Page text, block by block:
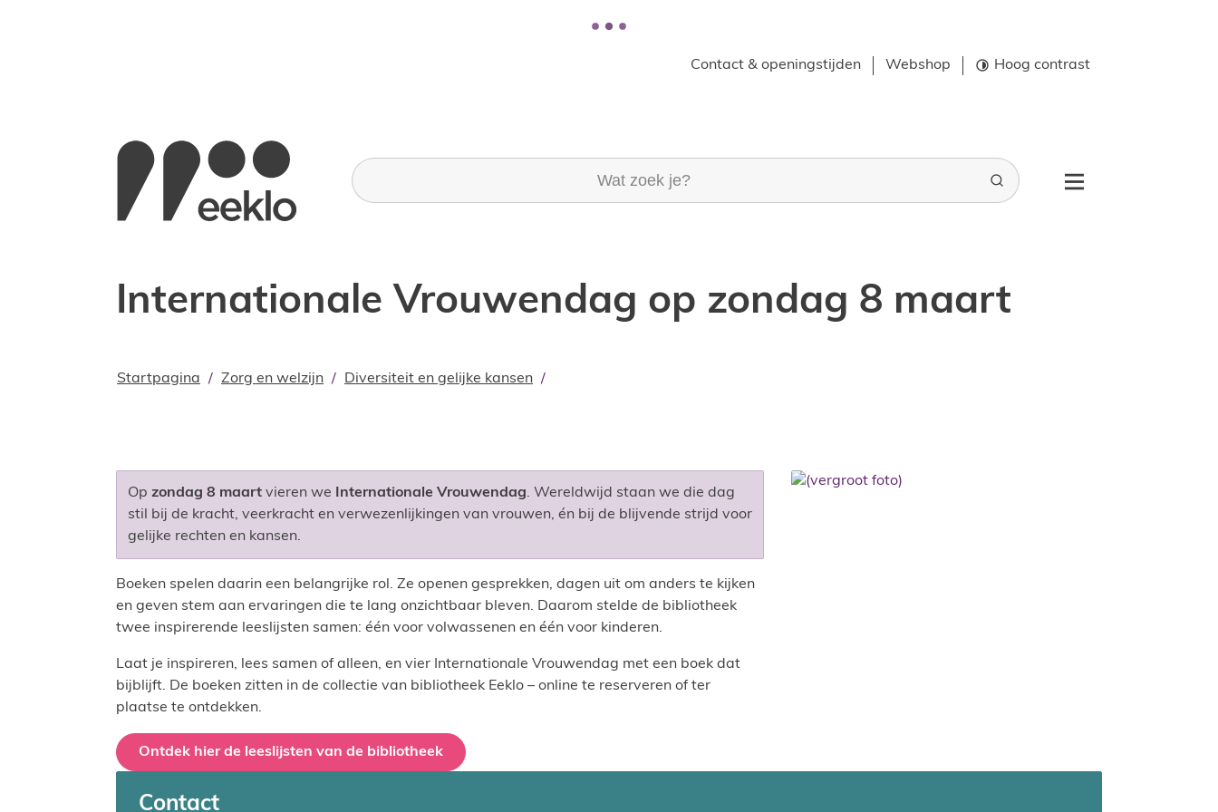
Contact & openingstijden Webshop Hoog contrast
Stad Eeklo
Wat zoek je?
Zoeken Menu
Internationale Vrouwendag op zondag 8 maart
Startpagina Zorg en welzijn Diversiteit en gelijke kansen
Op zondag 8 maart vieren we Internationale Vrouwendag. Wereldwijd staan we die dag
stil bij de kracht, veerkracht en verwezenlijkingen van vrouwen, én bij de blijvende strijd voor
gelijke rechten en kansen.
Boeken spelen daarin een belangrijke rol. Ze openen gesprekken, dagen uit om anders te kijken
en geven stem aan ervaringen die te lang onzichtbaar bleven. Daarom stelde de bibliotheek
twee inspirerende leeslijsten samen: één voor volwassenen en één voor kinderen.
Laat je inspireren, lees samen of alleen, en vier Internationale Vrouwendag met een boek dat
bijblijft. De boeken zitten in de collectie van bibliotheek Eeklo – online te reserveren of ter
plaatse te ontdekken.
Ontdek hier de leeslijsten van de bibliotheek
Contact